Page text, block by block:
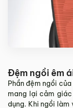
Đệm ngồi êm
Phần đệm ngồi
mang lại cảm
dụng. Khi ngồi